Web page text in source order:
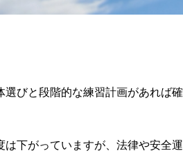
選びと段階的な練習計画があれば
下がっていますが、法律や安全運